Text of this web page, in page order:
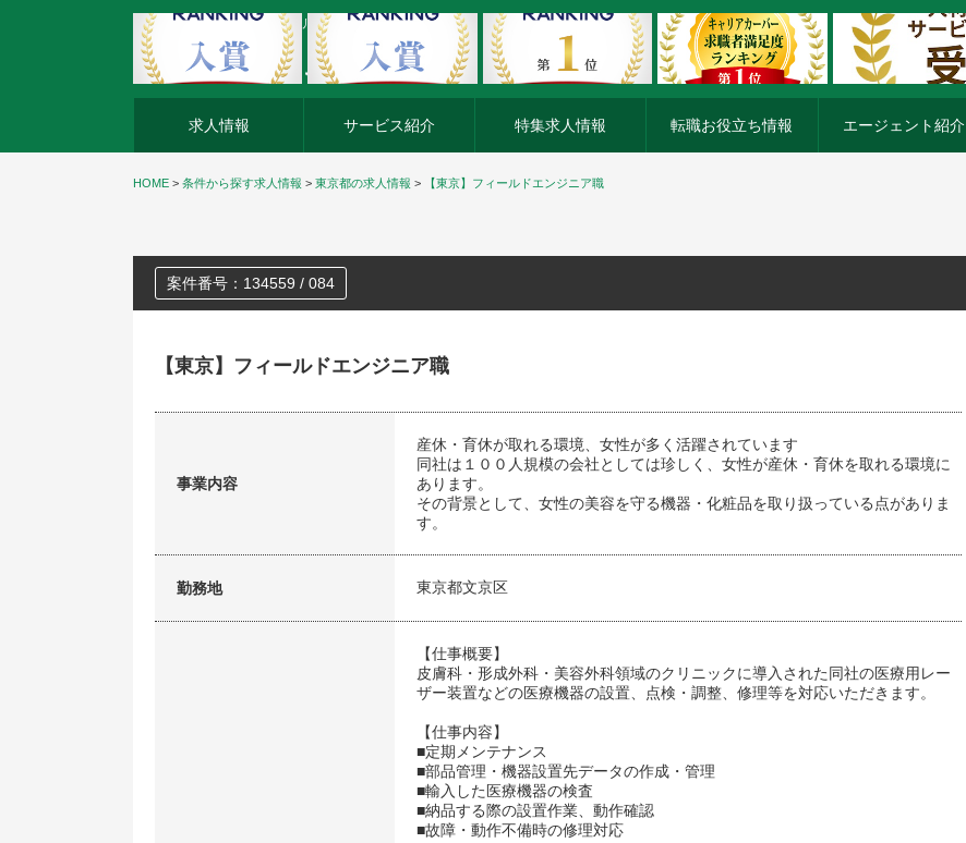
外資系企業の転職・キャリア転職ならアージスジャパン
求人情報 サービス紹介 特集求人情報 転職お役立ち情報 エージェント紹介
HOME > 条件から探す求人情報 > 東京都の求人情報 > 【東京】フィールドエンジニア職
案件番号：134559 / 084
【東京】フィールドエンジニア職
事業内容
産休・育休が取れる環境、女性が多く活躍されています
同社は１００人規模の会社としては珍しく、女性が産休・育休を取れる環境に
あります。
その背景として、女性の美容を守る機器・化粧品を取り扱っている点がありま
す。
勤務地 東京都文京区
【仕事概要】
皮膚科・形成外科・美容外科領域のクリニックに導入された同社の医療用レー
ザー装置などの医療機器の設置、点検・調整、修理等を対応いただきます。
【仕事内容】
■定期メンテナンス
■部品管理・機器設置先データの作成・管理
■輸入した医療機器の検査
■納品する際の設置作業、動作確認
■故障・動作不備時の修理対応